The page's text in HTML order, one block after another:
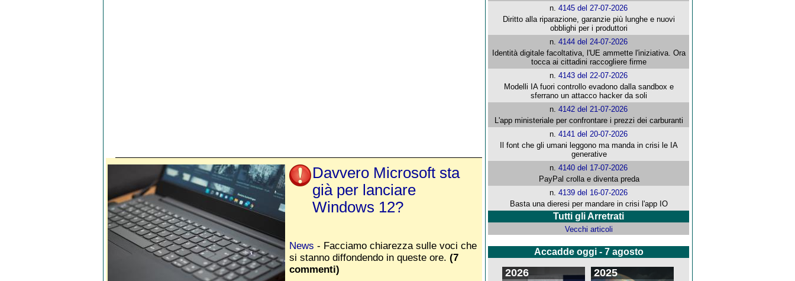
Davvero Microsoft sta
già per lanciare
Windows 12?
News - Facciamo chiarezza sulle voci che
si stanno diffondendo in queste ore. (7
commenti)
n.4145 del 27-07-2026
Diritto alla riparazione, garanzie più lunghe e nuovi
obblighi per i produttori
n.4144 del 24-07-2026
Identità digitale facoltativa, l'UE ammette l'iniziativa. Ora
tocca ai cittadini raccogliere firme
n.4143 del 22-07-2026
Modelli IA fuori controllo evadono dalla sandbox e
sferrano un attacco hacker da soli
n.4142 del 21-07-2026
L'app ministeriale per confrontare i prezzi dei carburanti
n.4141 del 20-07-2026
Il font che gli umani leggono ma manda in crisi le IA
generative
n.4140 del 17-07-2026
PayPal crolla e diventa preda
n.4139 del 16-07-2026
Basta una dieresi per mandare in crisi l'app IO
Tutti gli Arretrati
Vecchi articoli
Accadde oggi - 7 agosto
2026 2025